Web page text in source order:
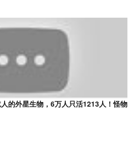
人的外星生物，6万人只活1213人！怪物